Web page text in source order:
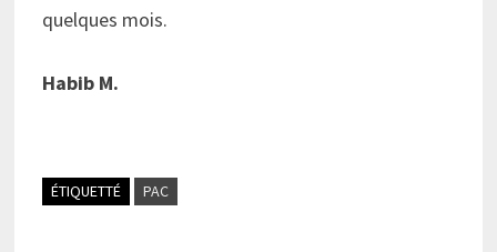
quelques mois.
Habib M.
ÉTIQUETTÉ PAC